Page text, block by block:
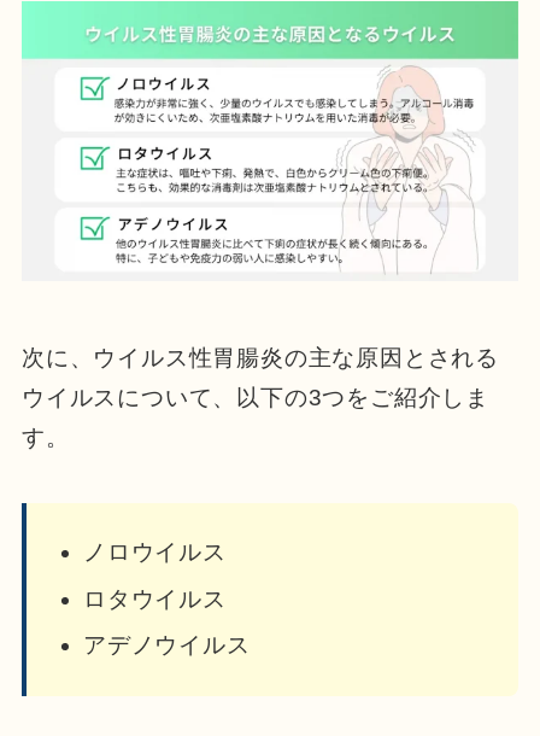
次に、ウイルス性胃腸炎の主な原因とされる
ウイルスについて、以下の3つをご紹介しま
す。
ノロウイルス
ロタウイルス
アデノウイルス